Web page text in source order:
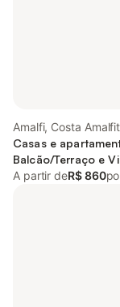
Amalfi, Costa
Casas e
Balcão/Terraço e
A partir deR$ 860